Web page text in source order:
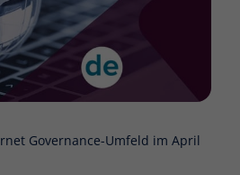
Governance-Umfeld im April